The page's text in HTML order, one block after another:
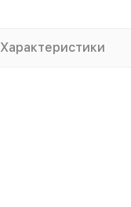
Характеристики